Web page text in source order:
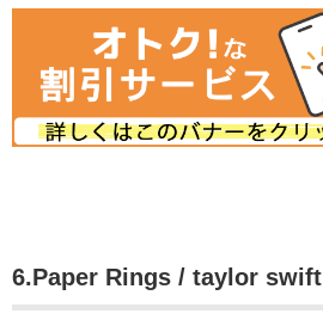
6.Paper Rings / taylor swift